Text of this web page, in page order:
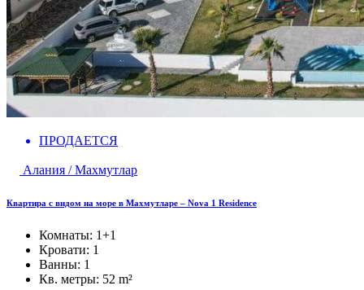
ПРОДАЕТСЯ
Алания / Махмутлар
Квартира с видом на море в Махмутларе – Nova 1 Residence
Комнаты: 1+1
Кровати: 1
Ванны: 1
Кв. метры: 52 m²